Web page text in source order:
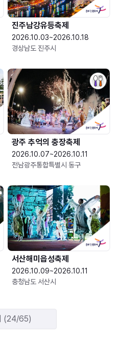
진주남강유등축제
2026.10.03~2026.10.18
경상남도 진주시
광주 추억의 충장축제
2026.10.07~2026.10.11
전남광주통합특별시 동구
서산해미읍성축제
2026.10.09~2026.10.11
충청남도 서산시
(24/65)